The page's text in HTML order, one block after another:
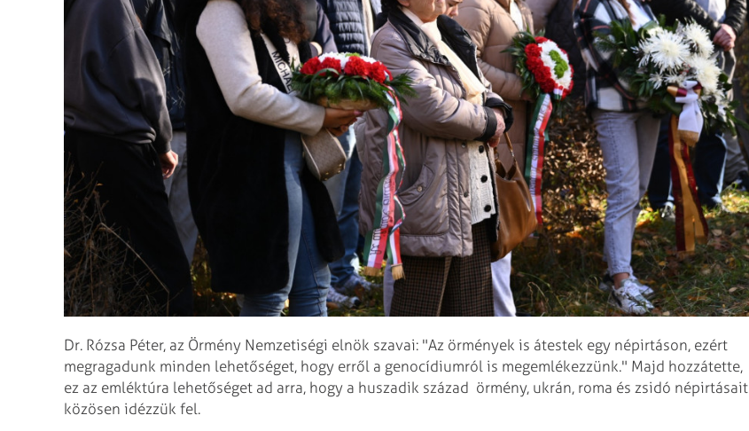
Dr. Rózsa Péter, az Örmény Nemzetiségi elnök szavai: "Az örmények is átestek egy népirtáson, ezért
megragadunk minden lehetőséget, hogy erről a genocídiumról is megemlékezzünk." Majd hozzátette,
ez az emléktúra lehetőséget ad arra, hogy a huszadik század örmény, ukrán, roma és zsidó népirtásait
közösen idézzük fel.